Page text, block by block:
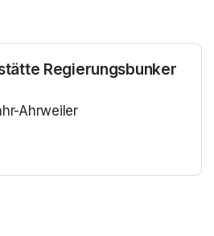
Regierungsbunker
Ahrweiler